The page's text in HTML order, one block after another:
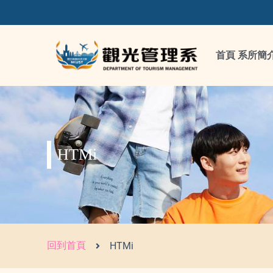
首頁 系所簡
HTMi
回到首頁 HTMi